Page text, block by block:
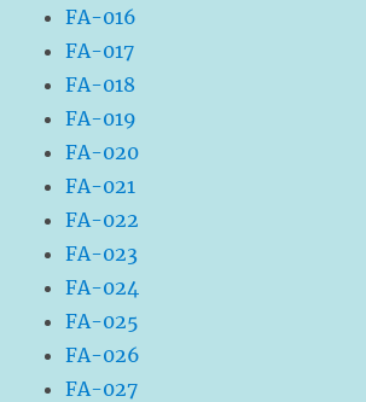
FA-016
FA-017
FA-018
FA-019
FA-020
FA-021
FA-022
FA-023
FA-024
FA-025
FA-026
FA-027